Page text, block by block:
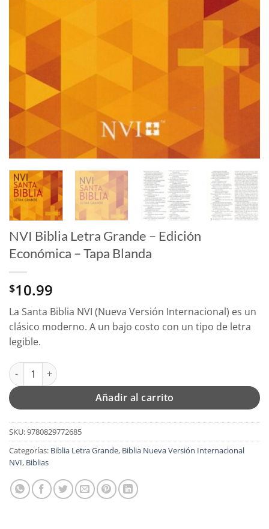
NVI Biblia Letra Grande – Edición
Económica – Tapa Blanda
$10.99
La Santa Biblia NVI (Nueva Versión Internacional) es un
clásico moderno. A un bajo costo con un tipo de letra
legible.
NVI Biblia Letra Grande - Edición Económica - Tapa Blanda
Añadir al carrito
SKU:9780829772685
Categorías: Biblia Letra Grande, Biblia Nueva Versión Internacional
NVI, Biblias